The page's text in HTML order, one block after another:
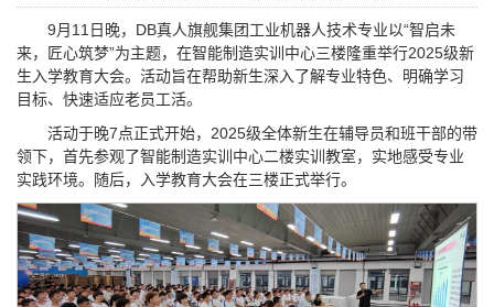
9月11日晚，DB真人旗舰集团工业机器人技术专业以“智启未
来，匠心筑梦”为主题，在智能制造实训中心三楼隆重举行2025级新
生入学教育大会。活动旨在帮助新生深入了解专业特色、明确学习
目标、快速适应老员工活。
活动于晚7点正式开始，2025级全体新生在辅导员和班干部的带
领下，首先参观了智能制造实训中心二楼实训教室，实地感受专业
实践环境。随后，入学教育大会在三楼正式举行。